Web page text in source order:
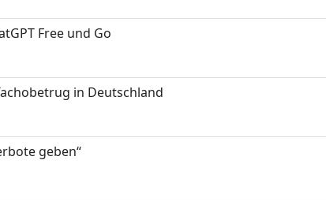
Free und Go
in Deutschland
geben“